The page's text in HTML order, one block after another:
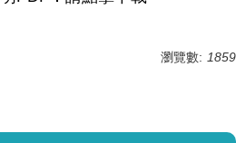
瀏覽數: 1859